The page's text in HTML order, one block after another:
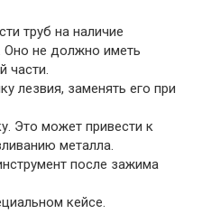
труб на наличие
Оно не должно иметь
части.
лезвия, заменять его при
Это может привести к
металла.
после зажима
кейсе.